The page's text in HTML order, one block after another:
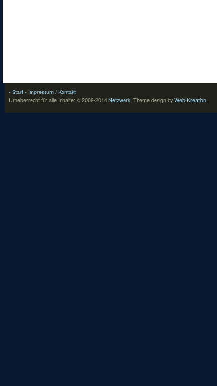
- Start - Impressum / Kontakt
Urheberrecht für alle Inhalte: © 2009-2014 Netzwerk. Theme design by Web-Kreation.